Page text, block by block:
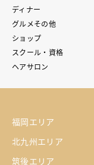
ディナー
グルメその他
ショップ
スクール・資格
ヘアサロン
福岡エリア
北九州エリア
筑後エリア